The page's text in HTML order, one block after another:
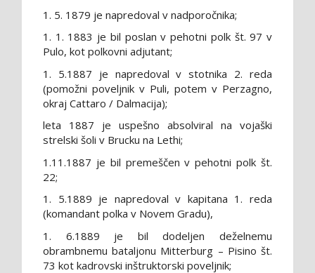
1. 5. 1879 je napredoval v nadporočnika;
1. 1. 1883 je bil poslan v pehotni polk št. 97 v
Pulo, kot polkovni adjutant;
1. 5.1887 je napredoval v stotnika 2. reda
(pomožni poveljnik v Puli, potem v Perzagno,
okraj Cattaro / Dalmacija);
leta 1887 je uspešno absolviral na vojaški
strelski šoli v Brucku na Lethi;
1.11.1887 je bil premeščen v pehotni polk št.
22;
1. 5.1889 je napredoval v kapitana 1. reda
(komandant polka v Novem Gradu),
1. 6.1889 je bil dodeljen deželnemu
obrambnemu bataljonu Mitterburg – Pisino št.
73 kot kadrovski inštruktorski poveljnik;